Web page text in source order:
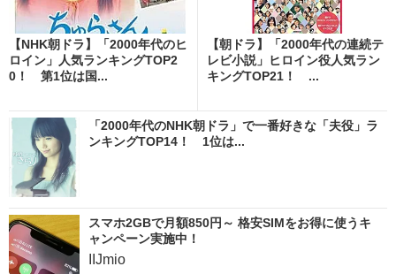
【NHK朝ドラ】「2000年代のヒ
ロイン」人気ランキングTOP2
0！ 第1位は国...
【朝ドラ】「2000年代の連続テ
レビ小説」ヒロイン役人気ラン
キングTOP21！ ...
「2000年代のNHK朝ドラ」で一番好きな「夫役」ラ
ンキングTOP14！ 1位は...
スマホ2GBで月額850円～ 格安SIMをお得に使うキ
ャンペーン実施中！
IIJmio